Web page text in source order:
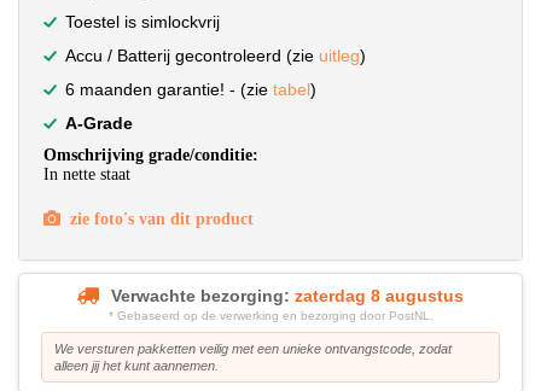
Toestel is simlockvrij
Accu / Batterij gecontroleerd (zie uitleg)
6 maanden garantie! - (zie tabel)
A-Grade
Omschrijving grade/conditie:
In nette staat
zie foto's van dit product
Verwachte bezorging: zaterdag 8 augustus
* Gebaseerd op de verwerking en bezorging door PostNL.
We versturen pakketten veilig met een unieke ontvangstcode, zodat
alleen jij het kunt aannemen.